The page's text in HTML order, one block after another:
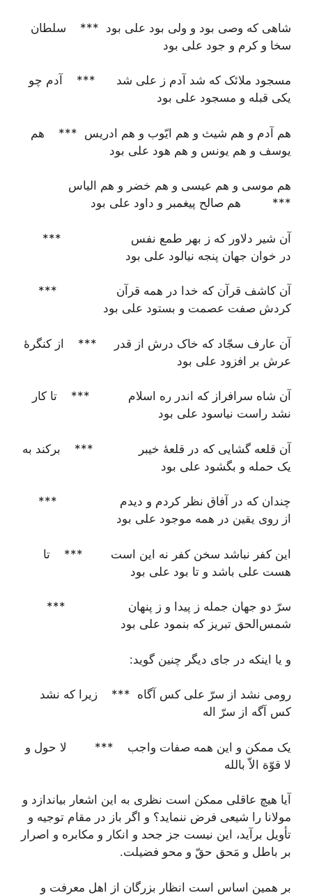
شاهی که وصی بود و ولی بود علی بود *** سلطان
سخا و کرم و جود علی بود
مسجود ملائک که شد آدم ز علی شد *** آدم چو
یکی قبله و مسجود علی بود
هم آدم و هم شیث و هم ایّوب و هم ادریس *** هم
یوسف و هم یونس و هم هود علی بود
هم موسی و هم عیسی و هم خضر و هم الیاس
*** هم صالح پیغمبر و داود علی بود
آن شیر دلاور که ز بهر طمع نفس ***
در خوان جهان پنجه نیالود علی بود
آن کاشف قرآن که خدا در همه قرآن ***
کردش صفت عصمت و بستود علی بود
آن عارف سجّاد که خاک درش از قدر *** از کنگرۀ
عرش بر افزود علی بود
آن شاه سرافراز که اندر ره اسلام *** تا کار
نشد راست نیاسود علی بود
آن قلعه گشایی که در قلعۀ خیبر *** برکند به
یک حمله و بگشود علی بود
چندان که در آفاق نظر کردم و دیدم ***
از روی یقین در همه موجود علی بود
این کفر نباشد سخن کفر نه این است *** تا
هست علی باشد و تا بود علی بود
سرّ دو جهان جمله ز پیدا و ز پنهان ***
شمس‌الحق تبریز که بنمود علی بود
و یا اینکه در جای دیگر چنین گوید:
رومی نشد از سرّ علی کس آگاه *** زیرا که نشد
کس آگه از سرّ اله
یک ممکن و این همه صفات واجب *** لا حول و
لا قوّة الاّ بالله
آیا هیچ عاقلی ممکن است نظری به این اشعار بیاندازد و
مولانا را شیعی فرض ننماید؟ و اگر باز در مقام توجیه و
تأویل برآید، این نیست جز جحد و انکار و مکابره و اصرار
بر باطل و مَحق حقّ و محو فضیلت.
بر همین اساس است انظار بزرگان از اهل معرفت و